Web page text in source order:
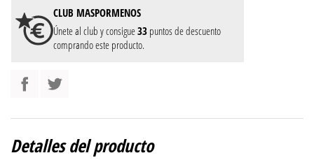
CLUB MASPORMENOS
Únete al club y consigue33 puntos de descuento
comprando este producto.
Detalles del producto